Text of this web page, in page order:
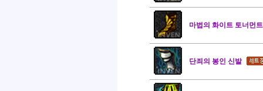
마법의 화이트 토너먼
단죄의 봉인 신발